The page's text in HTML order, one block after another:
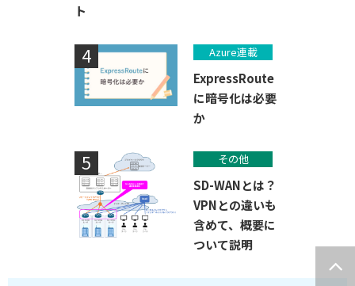
ト
Azure連載
ExpressRoute
に暗号化は必要
か
その他
SD-WANとは？
VPNとの違いも
含めて、概要に
ついて説明